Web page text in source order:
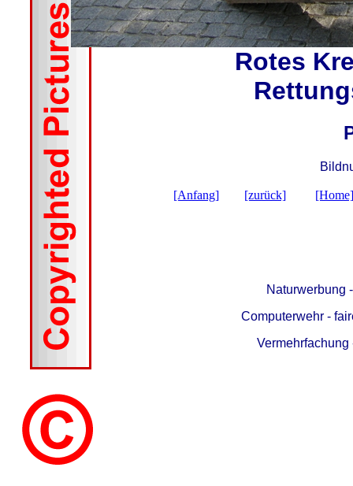
Rotes
[Anfang] [zurück] [Home]
Naturwerbung
Computerwehr -